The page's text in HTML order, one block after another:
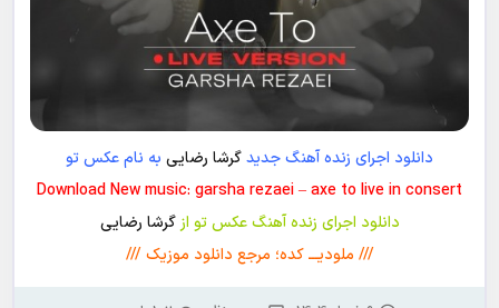
دانلود اجرای زنده آهنگ جدیدگرشا رضایی به نام عکس تو
Download New music: garsha rezaei – axe to live in consert
دانلود اجرای زنده آهنگ عکس تو ازگرشا رضایی
/// ملودیـــ کده؛ مرجع دانلود موزیک ///